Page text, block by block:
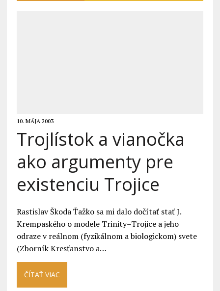
10. MÁJA 2003
Trojlístok a vianočka
ako argumenty pre
existenciu Trojice
Rastislav Škoda Ťažko sa mi dalo dočítať stať J.
Krempaského o modele Trinity–Trojice a jeho
odraze v reálnom (fyzikálnom a biologickom) svete
(Zborník Kresťanstvo a…
ČÍTAŤ VIAC